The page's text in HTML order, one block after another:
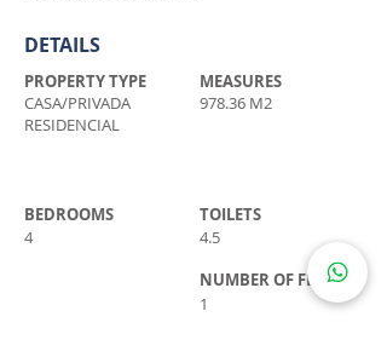
DETAILS
PROPERTY TYPE
CASA/PRIVADA
RESIDENCIAL
MEASURES
978.36 M2
BEDROOMS
4
TOILETS
4.5
NUMBER OF FLOORS
1